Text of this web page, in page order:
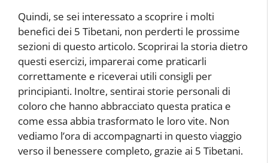
Quindi, se sei interessato a scoprire i molti
benefici dei 5 Tibetani, non perderti le prossime
sezioni di questo articolo. Scoprirai la storia dietro
questi esercizi, imparerai come praticarli
correttamente e riceverai utili consigli per
principianti. Inoltre, sentirai storie personali di
coloro che hanno abbracciato questa pratica e
come essa abbia trasformato le loro vite. Non
vediamo l’ora di accompagnarti in questo viaggio
verso il benessere completo, grazie ai 5 Tibetani.